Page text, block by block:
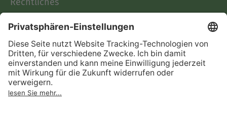
AGB
Informationen nach Data
Act
Verträge hier kündigen
Impressum